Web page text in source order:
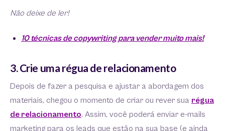
Não deixe de ler!
10 técnicas de copywriting para vender muito mais!
3. Crie uma régua de relacionamento
Depois de fazer a pesquisa e ajustar a abordagem dos
materiais, chegou o momento de criar ou rever sua régua
de relacionamento. Assim, você poderá enviar e-mails
marketing para os leads que estão na sua base (e ainda